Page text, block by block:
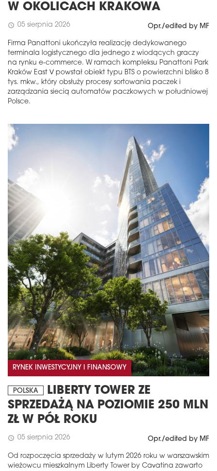
W OKOLICACH KRAKOWA
schedule 05 sierpnia 2026 Opr./edited by MF
Firma Panattoni ukończyła realizację dedykowanego
terminala logistycznego dla jednego z wiodących graczy
na rynku e-commerce. W ramach kompleksu Panattoni Park
Kraków East V powstał obiekt typu BTS o powierzchni blisko 8
tys. mkw., który obsłuży procesy sortowania paczek i
zarządzania siecią automatów paczkowych w południowej
Polsce.
RYNEK INWESTYCYJNY I FINANSOWY
POLSKA
LIBERTY TOWER ZE
SPRZEDAŻĄ NA POZIOMIE 250 MLN
ZŁ W PÓŁ ROKU
schedule 05 sierpnia 2026 Opr./edited by MF
Od rozpoczęcia sprzedaży w lutym 2026 roku w warszawskim
wieżowcu mieszkalnym Liberty Tower by Cavatina zawarto